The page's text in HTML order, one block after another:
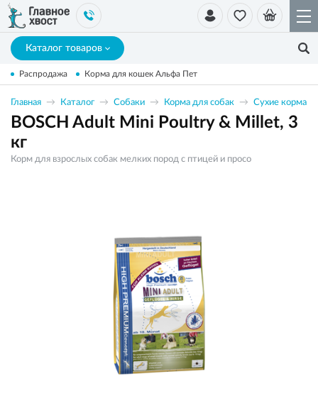
Каталог товаров
Распродажа Корма для кошек Альфа Пет
Главная Каталог Собаки Корма для собак Сухие корма
BOSCH Adult Mini Pоultry & Millet, 3
кг
Корм для взрослых собак мелких пород с птицей и просо